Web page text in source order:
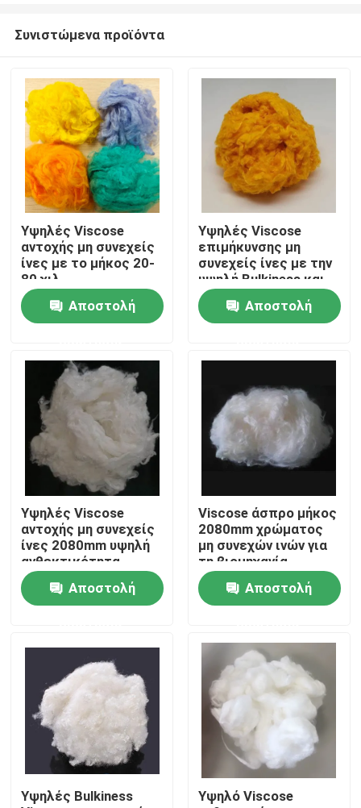
Προϊόντα
Σχετικά με εμάς
Γύρος εργοστασίων
Ποιοτικός έλεγχος
επαφή
Ζητήστε ένα απόσπασμα
Viscose μη συνεχείς ίνες
Συρραπτικές ίνες από ανακυκλωμένο πολυεστέρα
Συρραπτικές ίνες πολυπροπυλενίου
Συνιστώμενα προϊόντα
Υψηλές Viscose
αντοχής μη συνεχείς
ίνες με το μήκος 20-
80 χιλ.
Αποστολή
Υψηλές Viscose
επιμήκυνσης μη
συνεχείς ίνες με την
υψηλή Bulkiness και
υγρασίας
επανάκτηση 10-12%
Αποστολή
Υψηλές Viscose
αντοχής μη συνεχείς
ίνες 2080mm υψηλή
ανθεκτικότητα
Αποστολή
Viscose άσπρο μήκος
2080mm χρώματος
μη συνεχών ινών για
τη βιομηχανία
κλωστοϋφαντουργίας
Αποστολή
Υψηλές Bulkiness
Υψηλό Viscose